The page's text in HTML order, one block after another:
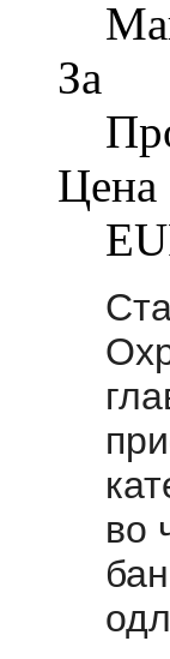
За
Цена
во